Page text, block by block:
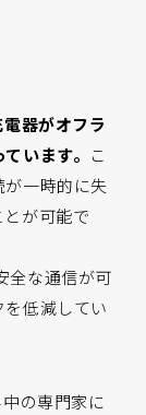
器がオフラ
います。 こ
一時的に失
が可能で
全な通信が可
低減してい
の専門家に